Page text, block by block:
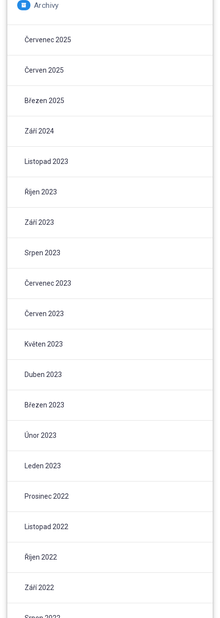
Archivy
Červenec 2025
Červen 2025
Březen 2025
Září 2024
Listopad 2023
Říjen 2023
Září 2023
Srpen 2023
Červenec 2023
Červen 2023
Květen 2023
Duben 2023
Březen 2023
Únor 2023
Leden 2023
Prosinec 2022
Listopad 2022
Říjen 2022
Září 2022